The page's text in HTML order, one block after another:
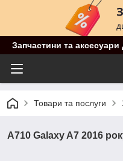
Запчастини та аксесуари
Товари та послуги
A710 Galaxy A7 2016